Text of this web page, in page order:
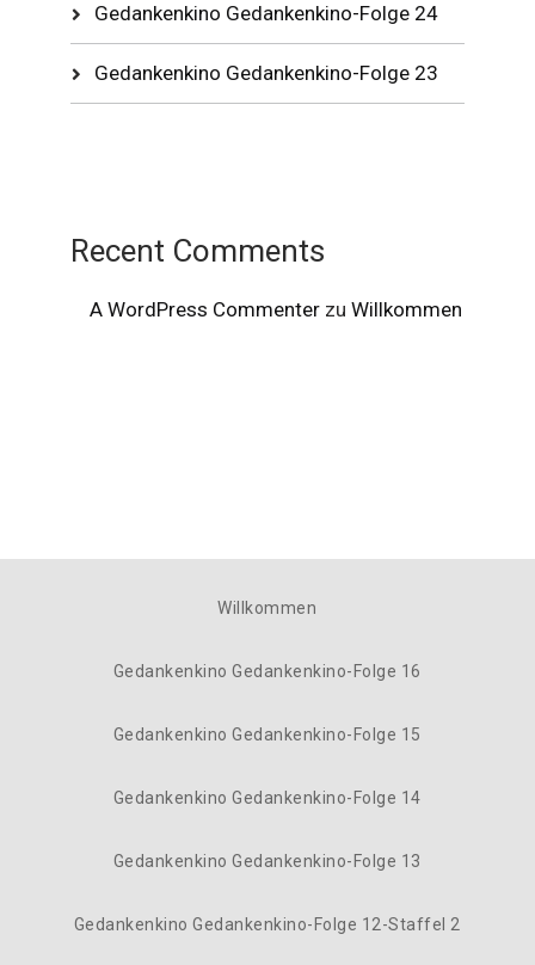
Gedankenkino Gedankenkino-Folge 24
Gedankenkino Gedankenkino-Folge 23
Recent Comments
A WordPress Commenter zuWillkommen
Willkommen
Gedankenkino Gedankenkino-Folge 16
Gedankenkino Gedankenkino-Folge 15
Gedankenkino Gedankenkino-Folge 14
Gedankenkino Gedankenkino-Folge 13
Gedankenkino Gedankenkino-Folge 12-Staffel 2